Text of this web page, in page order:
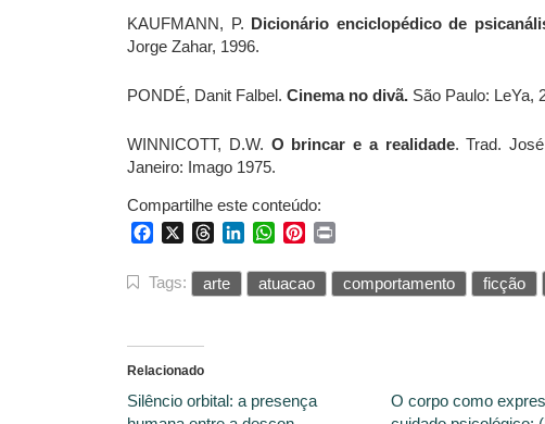
KAUFMANN, P. Dicionário enciclopédico de
Jorge Zahar, 1996.
PONDÉ, Danit Falbel. Cinema no divã. São Paulo: LeYa,
WINNICOTT, D.W. O brincar e a realidade. Trad.
Janeiro: Imago 1975.
Compartilhe este conteúdo:
FacebookThreadsLinkedInWhatsApp
Pinterest
Tags: arte atuacao comportamento ficção
Relacionado
Silêncio orbital: a presença
O corpo como